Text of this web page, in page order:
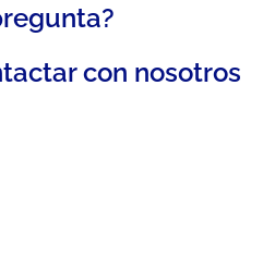
con nosotros